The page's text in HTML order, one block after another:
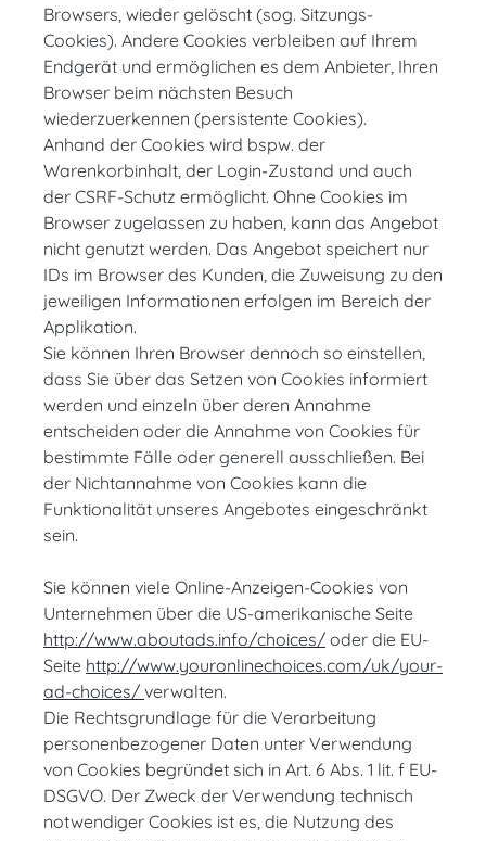
Browsers, wieder gelöscht (sog. Sitzungs-
Cookies). Andere Cookies verbleiben auf Ihrem
Endgerät und ermöglichen es dem Anbieter, Ihren
Browser beim nächsten Besuch
wiederzuerkennen (persistente Cookies).
Anhand der Cookies wird bspw. der
Warenkorbinhalt, der Login-Zustand und auch
der CSRF-Schutz ermöglicht. Ohne Cookies im
Browser zugelassen zu haben, kann das Angebot
nicht genutzt werden. Das Angebot speichert nur
IDs im Browser des Kunden, die Zuweisung zu den
jeweiligen Informationen erfolgen im Bereich der
Applikation.
Sie können Ihren Browser dennoch so einstellen,
dass Sie über das Setzen von Cookies informiert
werden und einzeln über deren Annahme
entscheiden oder die Annahme von Cookies für
bestimmte Fälle oder generell ausschließen. Bei
der Nichtannahme von Cookies kann die
Funktionalität unseres Angebotes eingeschränkt
sein.
Sie können viele Online-Anzeigen-Cookies von
Unternehmen über die US-amerikanische Seite
http://www.aboutads.info/choices/ oder die EU-
Seite http://www.youronlinechoices.com/uk/your-
ad-choices/ verwalten.
Die Rechtsgrundlage für die Verarbeitung
personenbezogener Daten unter Verwendung
von Cookies begründet sich in Art. 6 Abs. 1 lit. f EU-
DSGVO. Der Zweck der Verwendung technisch
notwendiger Cookies ist es, die Nutzung des